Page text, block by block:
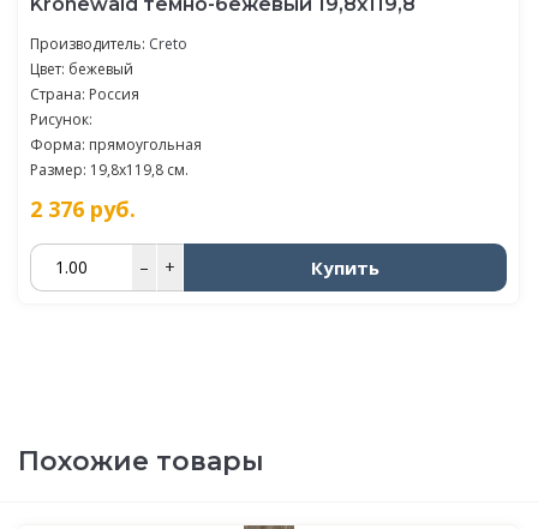
Производитель: Creto
Цвет: бежевый
Страна: Россия
Рисунок:
Форма: прямоугольная
Размер: 19,8x119,8 см.
2 376 руб.
– + Купить
Похожие товары